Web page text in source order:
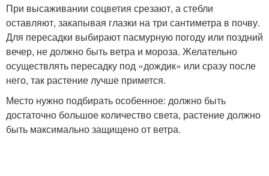
При высаживании соцветия срезают, а стебли
оставляют, закапывая глазки на три сантиметра в почву.
Для пересадки выбирают пасмурную погоду или поздний
вечер, не должно быть ветра и мороза. Желательно
осуществлять пересадку под «дождик» или сразу после
него, так растение лучше примется.
Место нужно подбирать особенное: должно быть
достаточно большое количество света, растение должно
быть максимально защищено от ветра.